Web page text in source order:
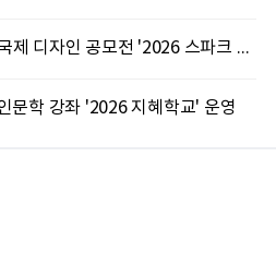
성신여대 학부생 '다온' 팀, 국제 디자인 공모전 '2026 스파크 어워드' 동상 수상
문학 강좌 '2026 지혜학교' 운영